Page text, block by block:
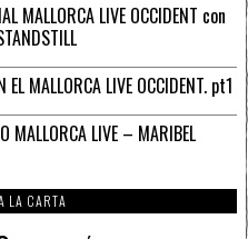
MALLORCA LIVE OCCIDENT con
EL MALLORCA LIVE OCCIDENT. pt1
MALLORCA LIVE – MARIBEL
LA CARTA